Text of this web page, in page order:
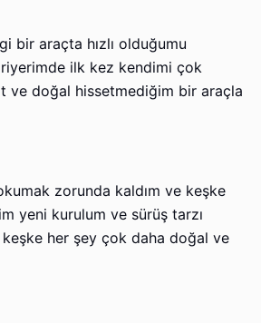
bir araçta hızlı olduğumu
ilk kez kendimi çok
ve doğal hissetmediğim bir araçla
zorunda kaldım ve keşke
yeni kurulum ve sürüş tarzı
keşke her şey çok daha doğal ve